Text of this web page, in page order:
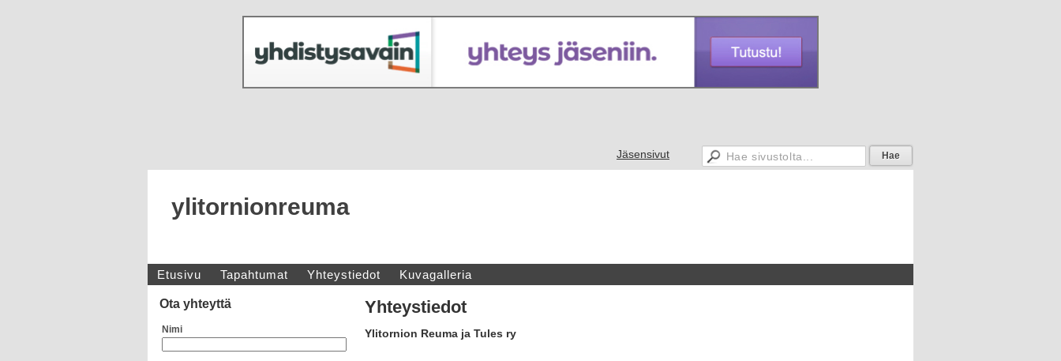
Jäsensivut
ylitornionreuma
Etusivu Tapahtumat Yhteystiedot Kuvagalleria
Yhteystiedot
Ylitornion Reuma ja Tules ry
Ota yhteyttä
Nimi